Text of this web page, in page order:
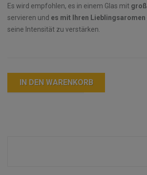
Es wird empfohlen, es in einem Glas mit
servieren und es mit Ihren
seine Intensität zu verstärken.
IN DEN WARENKORB